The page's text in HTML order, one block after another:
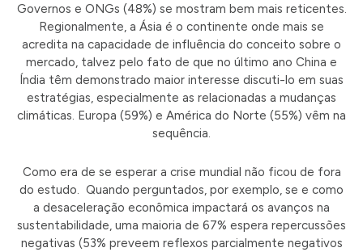
Governos e ONGs (48%) se mostram bem mais reticentes.
Regionalmente, a Ásia é o continente onde mais se
acredita na capacidade de influência do conceito sobre o
mercado, talvez pelo fato de que no último ano China e
Índia têm demonstrado maior interesse discuti-lo em suas
estratégias, especialmente as relacionadas a mudanças
climáticas. Europa (59%) e América do Norte (55%) vêm na
sequência.
Como era de se esperar a crise mundial não ficou de fora
do estudo. Quando perguntados, por exemplo, se e como
a desaceleração econômica impactará os avanços na
sustentabilidade, uma maioria de 67% espera repercussões
negativas (53% preveem reflexos parcialmente negativos